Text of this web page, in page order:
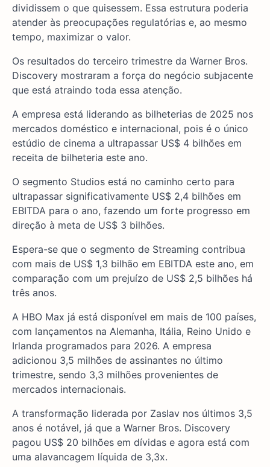
dividissem o que quisessem. Essa estrutura poderia
atender às preocupações regulatórias e, ao mesmo
tempo, maximizar o valor.
Os resultados do terceiro trimestre da Warner Bros.
Discovery mostraram a força do negócio subjacente
que está atraindo toda essa atenção.
A empresa está liderando as bilheterias de 2025 nos
mercados doméstico e internacional, pois é o único
estúdio de cinema a ultrapassar US$ 4 bilhões em
receita de bilheteria este ano.
O segmento Studios está no caminho certo para
ultrapassar significativamente US$ 2,4 bilhões em
EBITDA para o ano, fazendo um forte progresso em
direção à meta de US$ 3 bilhões.
Espera-se que o segmento de Streaming contribua
com mais de US$ 1,3 bilhão em EBITDA este ano, em
comparação com um prejuízo de US$ 2,5 bilhões há
três anos.
A HBO Max já está disponível em mais de 100 países,
com lançamentos na Alemanha, Itália, Reino Unido e
Irlanda programados para 2026. A empresa
adicionou 3,5 milhões de assinantes no último
trimestre, sendo 3,3 milhões provenientes de
mercados internacionais.
A transformação liderada por Zaslav nos últimos 3,5
anos é notável, já que a Warner Bros. Discovery
pagou US$ 20 bilhões em dívidas e agora está com
uma alavancagem líquida de 3,3x.